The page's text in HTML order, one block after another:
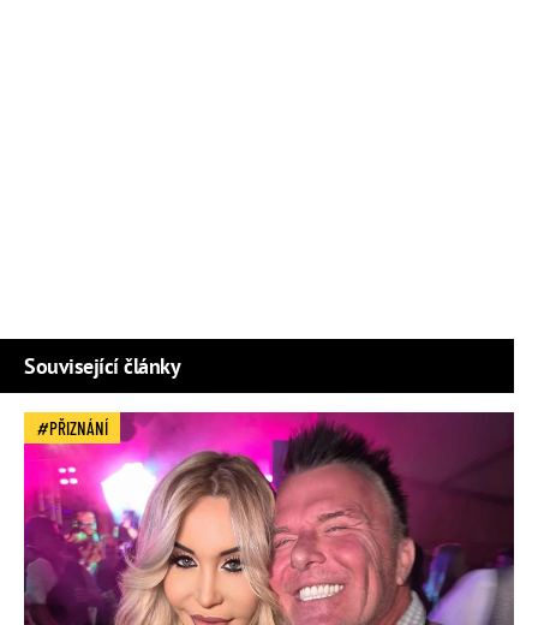
Související články
PŘIZNÁNÍ